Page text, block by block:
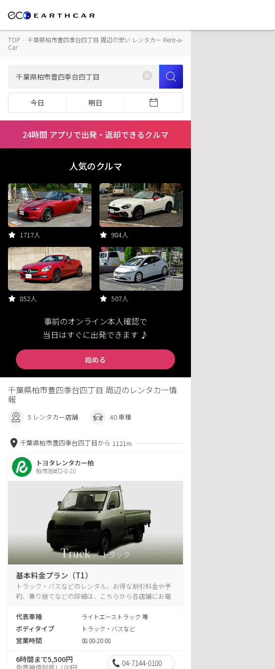
TOP › 千葉県柏市豊四季台四丁目 周辺の安い レンタカー Rent-a-
Car
今日 明日
24時間 アプリで出発・返却できるクルマ
人気のクルマ
1717人 984人
852人 507人
事前のオンライン本人確認で
当日はすぐに出発できます ♪
始める
千葉県柏市豊四季台四丁目 周辺のレンタカー情
報
5 レンタカー店舗 40 車種
千葉県柏市豊四季台四丁目から 1121m
トヨタレンタカー柏
柏市旭町2-8-20
基本料金プラン（T1）
トラック・バスなどのレンタル、お得な割引料金や予
約、乗り捨てなどの詳細は、こちらから各店舗にお電
代表車種
ライトエーストラック 等
ボディタイプ トラック・バスなど
営業時間 08:00-20:00
6時間まで5,500円
免責補償制度1,100円 04-7144-0100